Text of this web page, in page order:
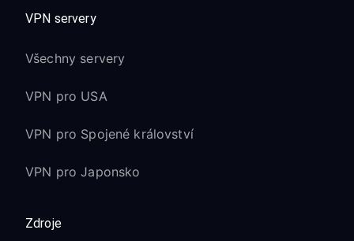
VPN servery
Všechny servery
VPN pro USA
VPN pro Spojené království
VPN pro Japonsko
Zdroje